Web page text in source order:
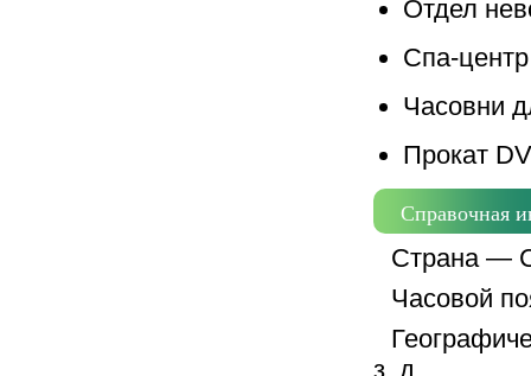
Отдел
Спа-
Часовни
Прокат
Справочная
Страна —
Часовой
з. д.